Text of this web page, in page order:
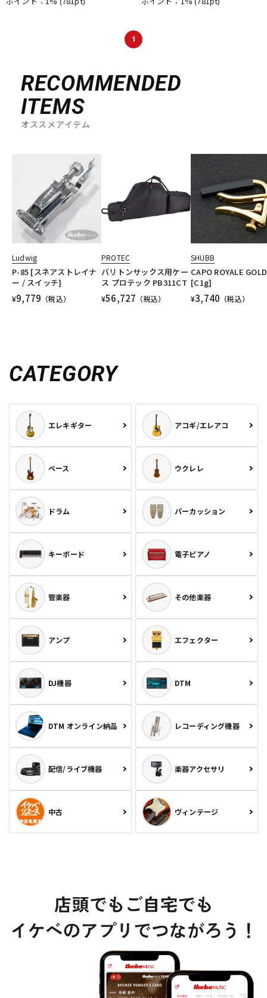
1
RECOMMENDED
ITEMS
オススメアイテム
Ludwig
P-85 [スネアストレイナ
ー / スイッチ]
¥9,779 （税込）
PROTEC
バリトンサックス用ケー
ス プロテック PB311CT
¥56,727 （税込）
SHUBB
CAPO ROYALE GOLD
[C1g]
¥3,740 （税込）
CATEGORY
エレキギター アコギ/エレアコ
ベース ウクレレ
ドラム パーカッション
キーボード 電子ピアノ
管楽器 その他楽器
アンプ エフェクター
DJ機器 DTM
DTM オンライン納品 レコーディング機器
配信/ライブ機器 楽器アクセサリ
中古 ヴィンテージ